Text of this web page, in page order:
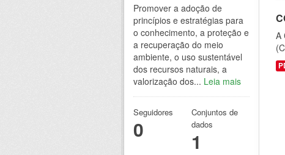
A
Promover a adoção de
princípios e estratégias para
o conhecimento, a proteção e
a recuperação do meio
ambiente, o uso sustentável
dos recursos naturais, a
valorização dos... Leia mais
Seguidores
0
Conjuntos de
dados
1